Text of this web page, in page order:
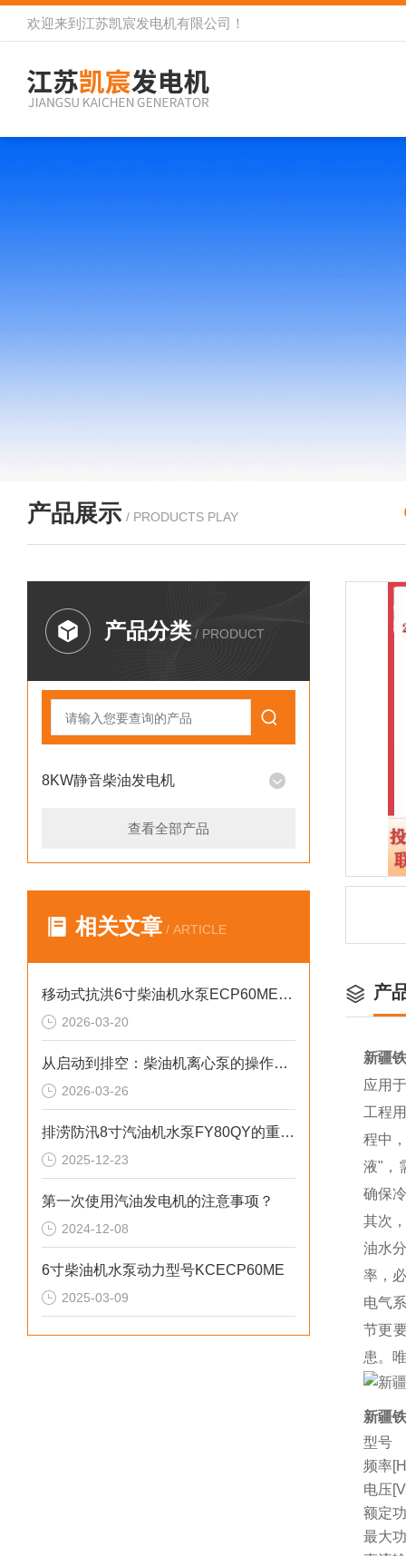
欢迎来到 江苏凯宸发电机有限公司 ！
产品展示 / PRODUCTS PLAY
产品分类 / PRODUCT
8KW静音柴油发电机
查看全部产品
相关文章 / ARTICLE
移动式抗洪6寸柴油机水泵ECP60ME产品介绍
2026-03-20
从启动到排空：柴油机离心泵的操作规范与技巧
2026-03-26
排涝防汛8寸汽油机水泵FY80QY的重要性
2025-12-23
第一次使用汽油发电机的注意事项？
2024-12-08
6寸柴油机水泵动力型号KCECP60ME
2025-03-09
产
新疆
应用
工程
程中
液"，
确保
其次
油水
率，
电气
节更
患。
新疆
型号
频率
电压
额定
最大